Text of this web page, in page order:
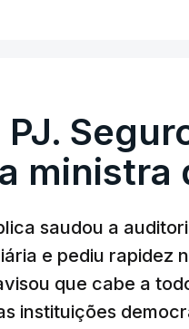
ministra
saudou a
e pediu rapidez
que cabe a
instituições